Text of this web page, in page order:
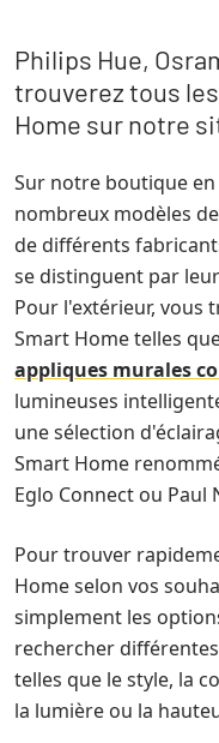
Philips Hue,
trouverez tous
Home sur notre
Sur notre boutique
nombreux modèles
de différents
se distinguent par
Pour l'extérieur, vous
Smart Home telles
appliques murales
lumineuses
une sélection
Smart Home
Eglo Connect ou Paul
Pour trouver
Home selon vos
simplement les
rechercher
telles que le style, la
la lumière ou la